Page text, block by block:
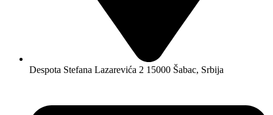
Despota Stefana Lazarevića 2 15000 Šabac, Srbija